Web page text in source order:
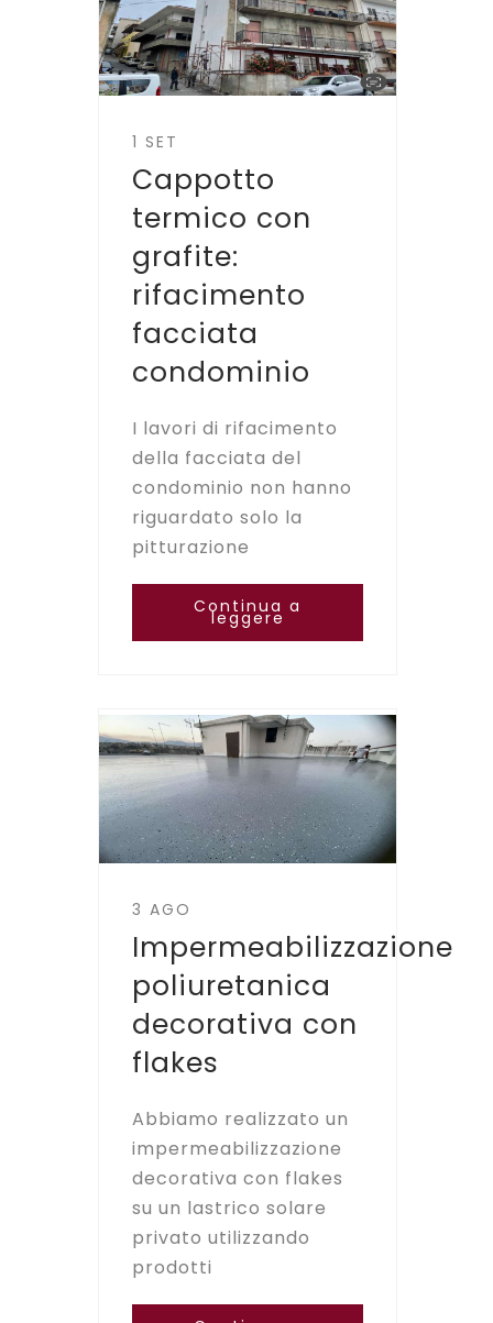
1 SET
Cappotto
termico con
grafite:
rifacimento
facciata
condominio
I lavori di rifacimento
della facciata del
condominio non hanno
riguardato solo la
pitturazione
Continua a
leggere
3 AGO
Impermeabilizzazione
poliuretanica
decorativa con
flakes
Abbiamo realizzato un
impermeabilizzazione
decorativa con flakes
su un lastrico solare
privato utilizzando
prodotti